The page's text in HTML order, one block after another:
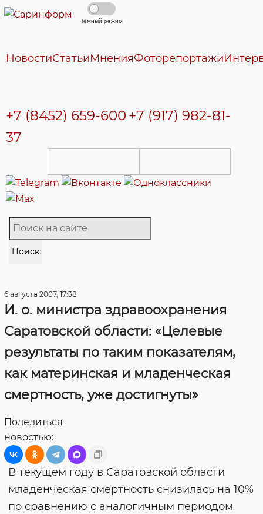
Темный режим
НовостиСтатьиМненияФоторепортажи
+7 (8452) 659-600 +7 (917) 982-81-
37
Поиск
6 августа 2007, 17:38
И. о. министра здравоохранения
Саратовской области: «Целевые
результаты по таким показателям,
как материнская и младенческая
смертность, уже достигнуты»
Поделиться
новостью:
В текущем году в Саратовской области
младенческая смертность снизилась на 10%
по сравнению с аналогичным периодом